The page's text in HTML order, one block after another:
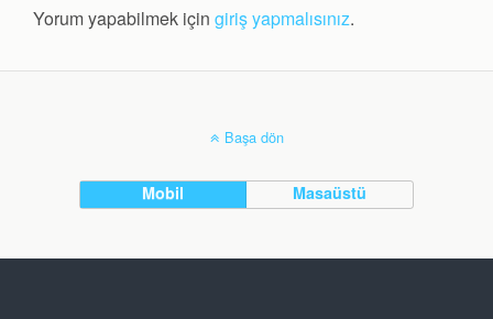
Yorum yapabilmek için giriş yapmalısınız.
Başa dön
Mobil Masaüstü